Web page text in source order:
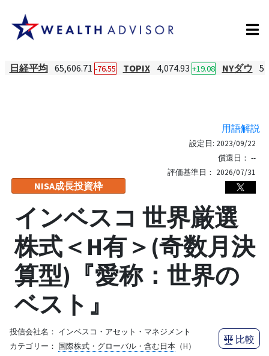
日経平均 65,606.71 -76.55 TOPIX 4,074.93 +19.08 NYダウ
用語解説
NISA成長投資枠
設定日: 2023/09/22
償還日： --
評価基準日： 2026/07/31
インベスコ 世界厳選
株式＜H有＞(奇数月決
算型)『愛称：世界の
ベスト』
投信会社名： インベスコ・アセット・マネジメント
カテゴリー： 国際株式・グローバル・含む日本（H）
比較